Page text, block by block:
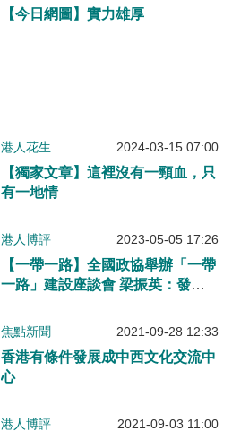
【今日網圖】實力雄厚
港人花生 2024-03-15 07:00
【獨家文章】這裡沒有一頸血，只
有一地情
港人博評 2023-05-05 17:26
【一帶一路】全國政協舉辦「一帶
一路」建設座談會 梁振英：發揮
焦點新聞 2021-09-28 12:33
香港有條件發展成中西文化交流中
心
港人博評 2021-09-03 11:00